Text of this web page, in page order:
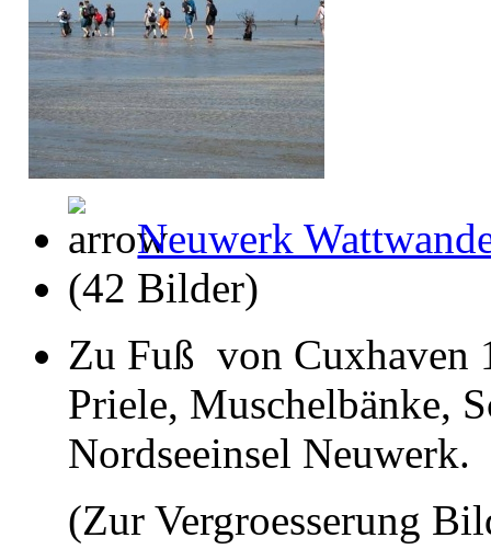
Neuwerk
(42 Bilder)
Zu Fuß von Cuxhaven
Priele, Muschelbänke,
Nordseeinsel Neuwerk.
(Zur Vergroesserung